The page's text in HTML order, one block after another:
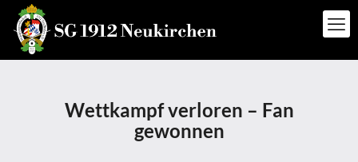
Wettkampf verloren – Fan
gewonnen